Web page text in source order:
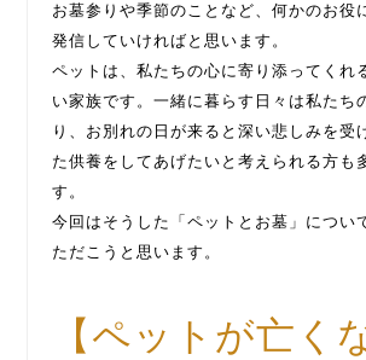
お墓参りや季節のことなど、何かのお役
発信していければと思います。
ペットは、私たちの心に寄り添ってくれ
い家族です。一緒に暮らす日々は私たち
り、お別れの日が来ると深い悲しみを受
た供養をしてあげたいと考えられる方も
す。
今回はそうした「ペットとお墓」につい
ただこうと思います。
【ペットが亡く